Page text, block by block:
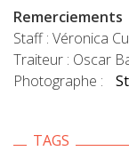
Remerciements
Staff : Véronica
Traiteur : Oscar
Photographe :
TAGS